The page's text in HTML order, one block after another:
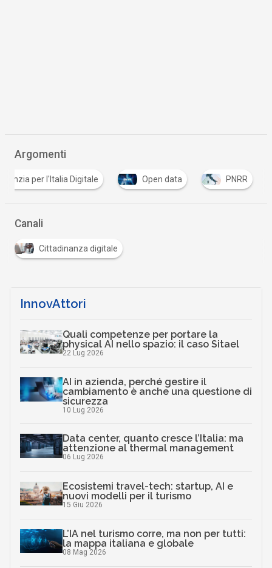
Argomenti
per l'Italia Digitale Open data PNRR
Canali
Cittadinanza digitale
InnovAttori
Quali competenze per portare la
physical AI nello spazio: il caso Sitael
22 Lug 2026
AI in azienda, perché gestire il
cambiamento è anche una questione di
sicurezza
10 Lug 2026
Data center, quanto cresce l’Italia: ma
attenzione al thermal management
06 Lug 2026
Ecosistemi travel-tech: startup, AI e
nuovi modelli per il turismo
15 Giu 2026
L’IA nel turismo corre, ma non per tutti:
la mappa italiana e globale
08 Mag 2026